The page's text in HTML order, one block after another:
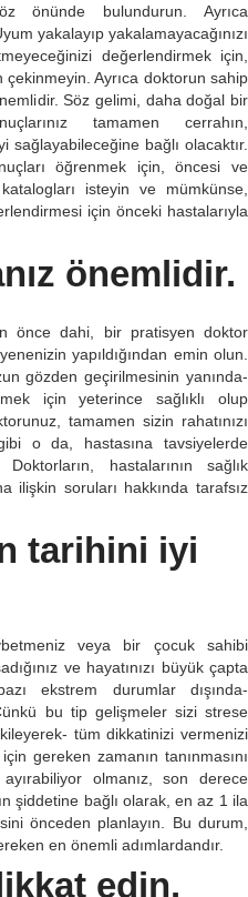
önünde bulundurun. Ayrıca
yakalayıp yakalamayacağınızı
değerlendirmek için,
Ayrıca doktorun sahip
Söz gelimi, daha doğal bir
tamamen cerrahın,
sağlayabileceğine bağlı olacaktır.
öğrenmek için, öncesi ve
isteyin ve mümkünse,
için önceki hastalarıyla
önemlidir.
önce dahi, bir pratisyen doktor
yapıldığından emin olun.
gözden geçirilmesinin yanında-
için yeterince sağlıklı olup
tamamen sizin rahatınızı
o da, hastasına tavsiyelerde
hastalarının sağlık
ilişkin soruları hakkında tarafsız
tarihini iyi
veya bir çocuk sahibi
ve hayatınızı büyük çapta
ekstrem durumlar dışında-
bu tip gelişmeler sizi strese
tüm dikkatinizi vermenizi
gereken zamanın tanınmasını
olmanız, son derece
şiddetine bağlı olarak, en az 1 ila
önceden planlayın. Bu durum,
en önemli adımlardandır.
edin.